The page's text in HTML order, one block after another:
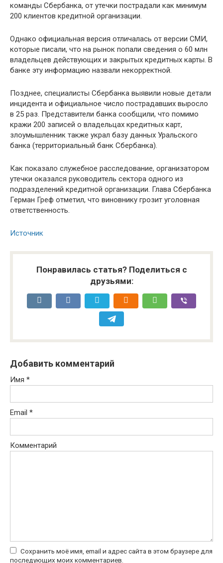
команды Сбербанка, от утечки пострадали как минимум
200 клиентов кредитной организации.
Однако официальная версия отличалась от версии СМИ,
которые писали, что на рынок попали сведения о 60 млн
владельцев действующих и закрытых кредитных карты. В
банке эту информацию назвали некорректной.
Позднее, специалисты Сбербанка выявили новые детали
инцидента и официальное число пострадавших выросло
в 25 раз. Представители банка сообщили, что помимо
кражи 200 записей о владельцах кредитных карт,
злоумышленник также украл базу данных Уральского
банка (территориальный банк Сбербанка).
Как показало служебное расследование, организатором
утечки оказался руководитель сектора одного из
подразделений кредитной организации. Глава Сбербанка
Герман Греф отметил, что виновнику грозит уголовная
ответственность.
Источник
Понравилась статья? Поделиться с
друзьями:
Добавить комментарий
Имя *
Email *
Комментарий
Сохранить моё имя, email и адрес сайта в этом браузере для
последующих моих комментариев.